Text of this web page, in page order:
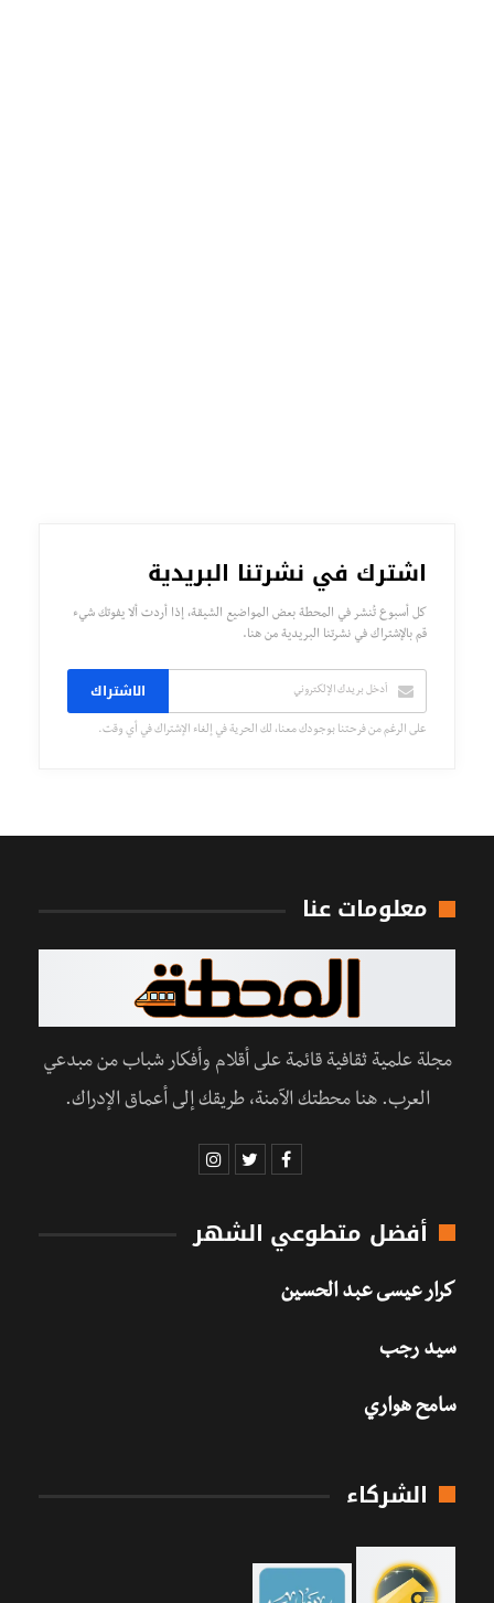
اشترك في نشرتنا البريدية
كل أسبوع تُنشر في المحطة بعض المواضيع الشيقة، إذا أردت ألا يفوتك شيء
قم بالإشتراك في نشرتنا البريدية من هنا.
الاشتراك
على الرغم من فرحتنا بوجودك معنا، لك الحرية في إلغاء الإشتراك في أي وقت.
معلومات عنا
مجلة علمية ثقافية قائمة على أقلام وأفكار شباب من مبدعي
العرب. هنا محطتك الآمنة، طريقك إلى أعماق الإدراك.
أفضل متطوعي الشهر
كرار عيسى عبد الحسين
سيد رجب
سامح هواري
الشركاء